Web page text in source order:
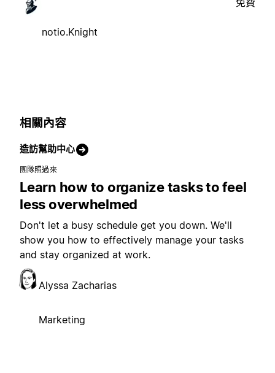
notio.Knight
相關內容
造訪幫助中心
團隊照過來
Learn how to organize tasks to feel
less overwhelmed
Don't let a busy schedule get you down. We'll
show you how to effectively manage your tasks
and stay organized at work.
Alyssa Zacharias
Marketing